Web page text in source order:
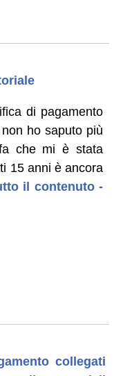
di pagamento
ho saputo più
che mi è stata
15 anni è ancora
il contenuto -
collegati